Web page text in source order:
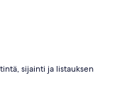
sijainti ja listauksen